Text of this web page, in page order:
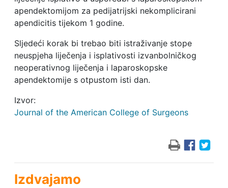
apendektomijom za pedijatrijski nekomplicirani
apendicitis tijekom 1 godine.
Sljedeći korak bi trebao biti istraživanje stope
neuspjeha liječenja i isplativosti izvanbolničkog
neoperativnog liječenja i laparoskopske
apendektomije s otpustom isti dan.
Izvor:
Journal of the American College of Surgeons
Izdvajamo